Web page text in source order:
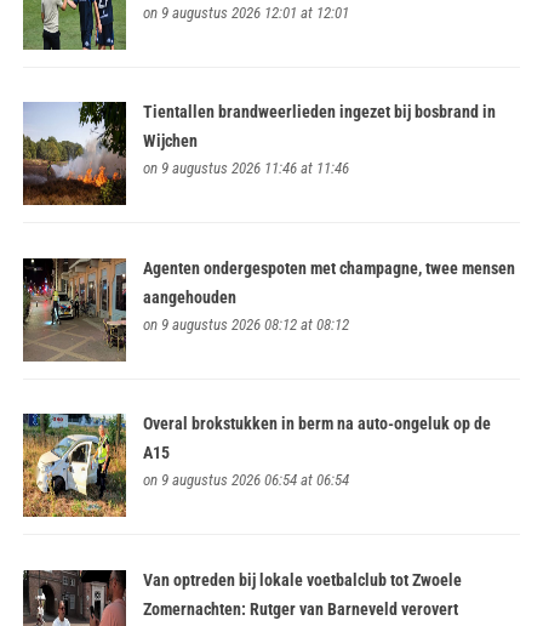
on 9 augustus 2026 12:01 at 12:01
Tientallen brandweerlieden ingezet bij bosbrand in
Wijchen
on 9 augustus 2026 11:46 at 11:46
Agenten ondergespoten met champagne, twee mensen
aangehouden
on 9 augustus 2026 08:12 at 08:12
Overal brokstukken in berm na auto-ongeluk op de
A15
on 9 augustus 2026 06:54 at 06:54
Van optreden bij lokale voetbalclub tot Zwoele
Zomernachten: Rutger van Barneveld verovert